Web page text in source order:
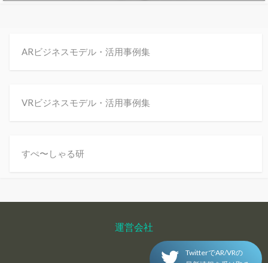
ARビジネスモデル・活用事例集
VRビジネスモデル・活用事例集
すぺ〜しゃる研
運営会社
TwitterでAR/VRの